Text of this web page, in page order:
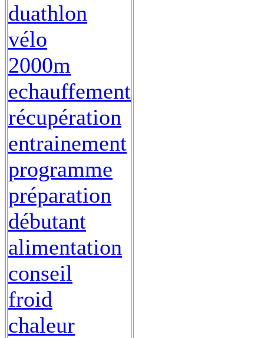
duathlon
vélo
2000m
echauffement
récupération
entrainement
programme
préparation
débutant
alimentation
conseil
froid
chaleur